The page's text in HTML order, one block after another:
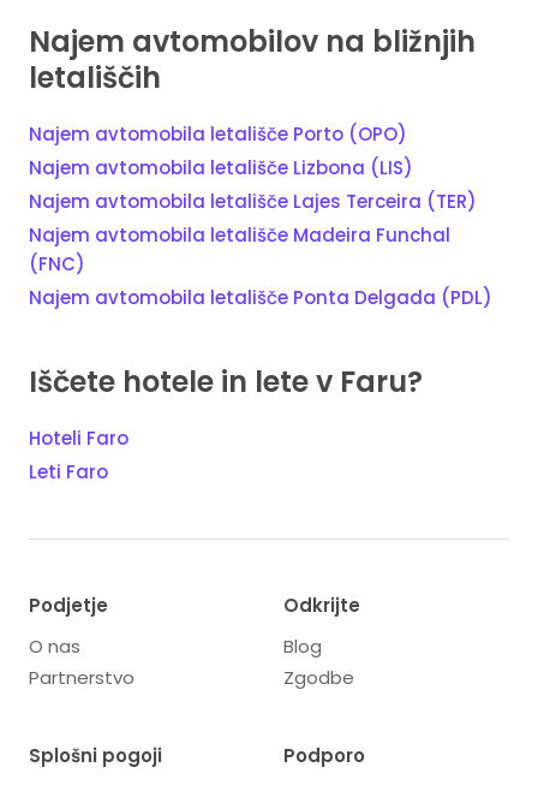
Najem avtomobilov na bližnjih
letališčih
Najem avtomobila letališče Porto (OPO)
Najem avtomobila letališče Lizbona (LIS)
Najem avtomobila letališče Lajes Terceira (TER)
Najem avtomobila letališče Madeira Funchal
(FNC)
Najem avtomobila letališče Ponta Delgada (PDL)
Iščete hotele in lete v Faru?
Hoteli Faro
Leti Faro
Podjetje
O nas
Partnerstvo
Odkrijte
Blog
Zgodbe
Splošni pogoji
Podporo